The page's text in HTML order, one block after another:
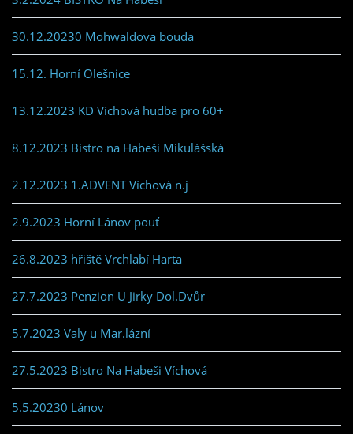
30.12.20230 Mohwaldova bouda
15.12. Horní Olešnice
13.12.2023 KD Víchová hudba pro 60+
8.12.2023 Bistro na Habeši Mikulášská
2.12.2023 1.ADVENT Víchová n.j
2.9.2023 Horní Lánov pouť
26.8.2023 hřiště Vrchlabí Harta
27.7.2023 Penzion U Jirky Dol.Dvůr
5.7.2023 Valy u Mar.lázní
27.5.2023 Bistro Na Habeši Víchová
5.5.20230 Lánov